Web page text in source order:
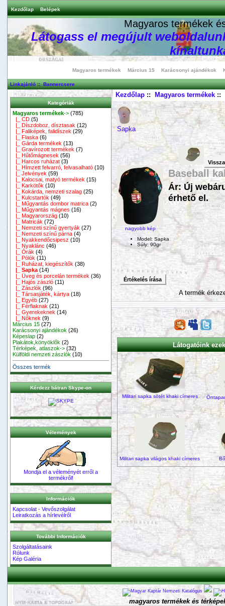
Kezdőlap Belépek
Magyaros termékek
Látogass el megújult
Magyaros termékek Március 15 Karácsonyi ajándékok
Linkajánló::Bannercsere
Kategóriák
Magyaros termékek-> (785)
|_ CD (5)
|_ Díszdoboz, dísztasak (12)
|_ Faliképek, falidíszek (29)
|_ Flaska (6)
|_ Gárda termékek (13)
|_ Gravírozott termékek (7)
|_ Hűtőmágnesek (56)
|_ Harcos ruházat (3)
|_ Hímzett felvarró, felvasalható (10)
|_ Jelvények (59)
|_ Kalocsai, matyó termékek (15)
|_ Karkötők (10)
|_ Kokárda, nemzeti szalag (25)
|_ Kulcstartók (49)
|_ Műgyantás dombor matrica (2)
|_ Műgyantás mágnes (16)
|_ Magyarország (10)
|_ Matricák (72)
|_ Nemzeti színű gyertyák (27)
|_ Nemzeti színű párna (4)
|_ Nyakkendőcsipesz (10)
|_ Nyaklánc (46)
|_ Órák (4)
|_ Pólók (11)
|_ Ruházat, kiegészítők (38)
|_ Sapka (14)
|_ Üveg és porcelán termékek (36)
|_ Hajós zászló (11)
|_ Zászlók (96)
|_ Társasjáték, kártya (18)
|_ Egyéb (27)
|_ Férfiaknak (21)
|_ Gyerekeknek (14)
|_ Nőknek (9)
Március 15 (27)
Karácsonyi ajándékok (26)
Képeslap (2)
Plakátok,könyöklők (2)
Térképek, atlaszok-> (32)
Külföldi nemzeti zászlók (10)
Összes termék
Kérdezz bátran Skype-on
Vélemények
Mondja el a véleményét erről a
termékről!
Információk
Kapcsolat - Vevőszolgálat
Leiratkozás a hírlevélről
További Információk
Szolgáltatásaink
Rólunk
Kép Galéria
Kezdőlap:: Magyaros termékek::
Sapka
nagyobb kép
Baseball
Ár: Új
érhető el.
Model: Sapka
Súly: 90gr
Értékelés írása
A termék
Látogatóink
Militari sapka sötét khaki címeres
Militari sapka világos khaki címeres
magyaros termékek és